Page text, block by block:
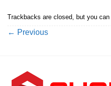
Trackbacks are closed, but you can
← Previous